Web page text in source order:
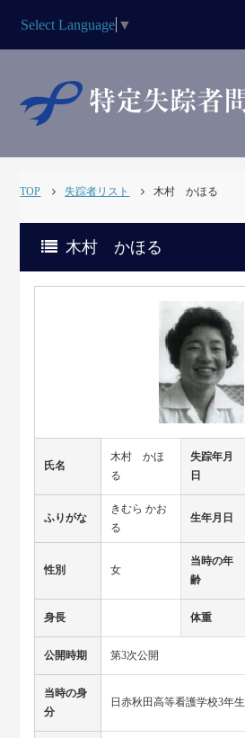
Select Language ▼
TOP 失踪者リスト 木村 かほる
木村 かほる
氏名
木村 かほ
る
失踪年月
日
ふりがな
きむら かお
る
生年月日
性別 女
当時の年
齢
身長 体重
公開時期 第3次公開
当時の身
分
日赤秋田高等看護学校3年生